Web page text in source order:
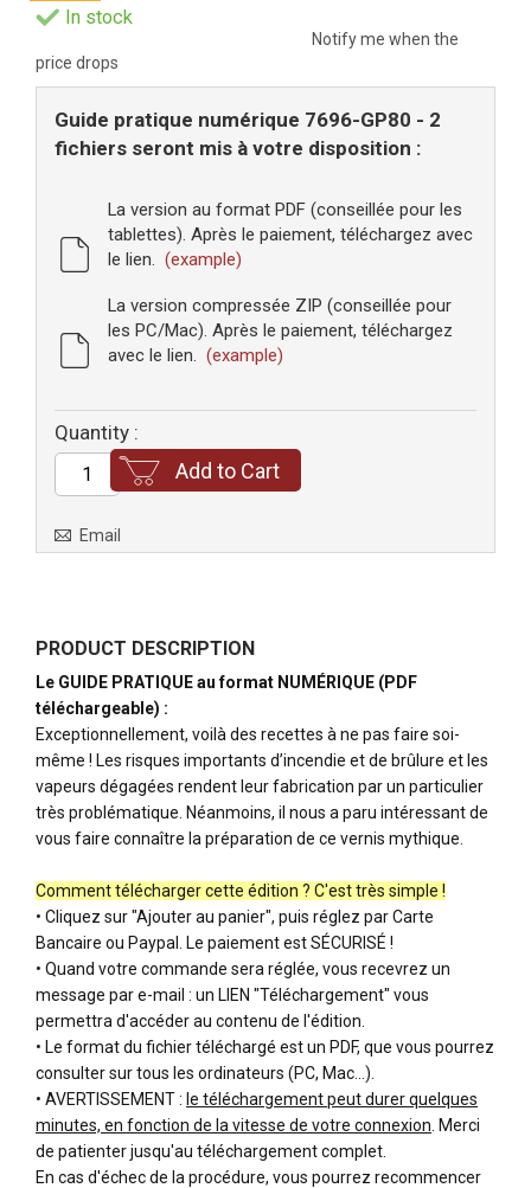
In stock
Notify me when the
price drops
Guide pratique numérique 7696-GP80 - 2
fichiers seront mis à votre disposition :
La version au format PDF (conseillée pour les
tablettes). Après le paiement, téléchargez avec
le lien. (example)
La version compressée ZIP (conseillée pour
les PC/Mac). Après le paiement, téléchargez
avec le lien. (example)
Quantity :
Add to Cart
Email
PRODUCT DESCRIPTION
Le GUIDE PRATIQUE au format NUMÉRIQUE (PDF
téléchargeable) :
Exceptionnellement, voilà des recettes à ne pas faire soi-
même ! Les risques importants d’incendie et de brûlure et les
vapeurs dégagées rendent leur fabrication par un particulier
très problématique. Néanmoins, il nous a paru intéressant de
vous faire connaître la préparation de ce vernis mythique.
Comment télécharger cette édition ? C'est très simple !
• Cliquez sur "Ajouter au panier", puis réglez par Carte
Bancaire ou Paypal. Le paiement est SÉCURISÉ !
• Quand votre commande sera réglée, vous recevrez un
message par e-mail : un LIEN "Téléchargement" vous
permettra d'accéder au contenu de l'édition.
• Le format du fichier téléchargé est un PDF, que vous pourrez
consulter sur tous les ordinateurs (PC, Mac…).
• AVERTISSEMENT : le téléchargement peut durer quelques
minutes, en fonction de la vitesse de votre connexion . Merci
de patienter jusqu'au téléchargement complet.
En cas d'échec de la procédure, vous pourrez recommencer